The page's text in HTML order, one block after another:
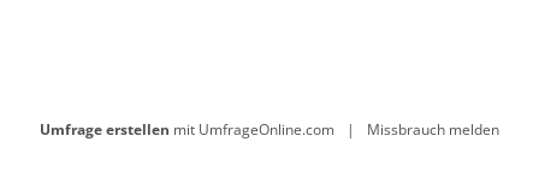
Umfrage erstellen mit UmfrageOnline.com | Missbrauch melden